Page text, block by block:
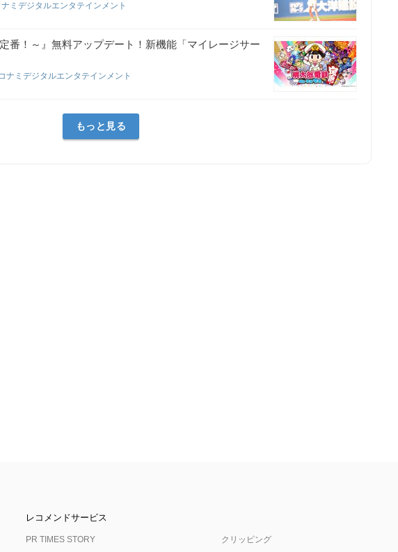
ミデジタルエンタテインメント
番！～』無料アップデート！新機能「マイレージサー
ナミデジタルエンタテインメント
もっと見る
レコメンドサービス
PR TIMES STORY クリッピング